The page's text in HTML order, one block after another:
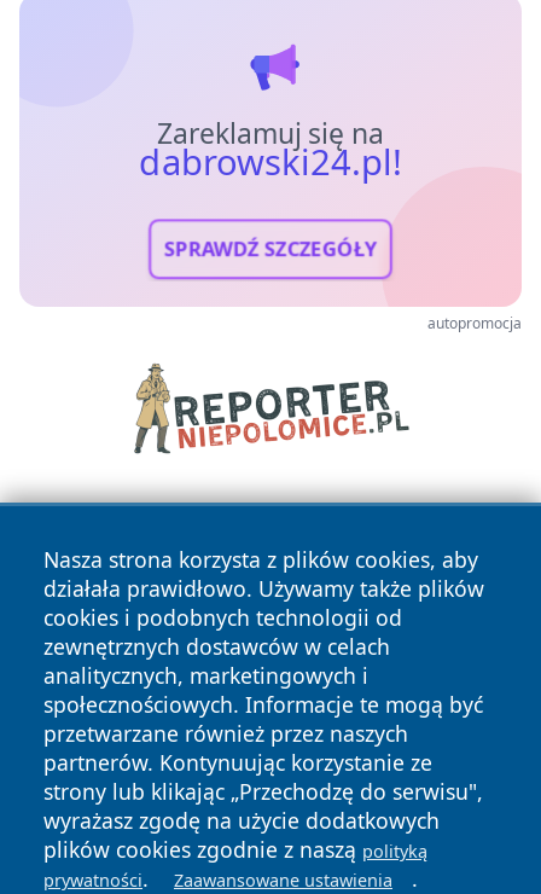
Zareklamuj się na
dabrowski24.pl!
SPRAWDŹ SZCZEGÓŁY
autopromocja
Nasza strona korzysta z plików cookies, aby
działała prawidłowo. Używamy także plików
cookies i podobnych technologii od
zewnętrznych dostawców w celach
analitycznych, marketingowych i
społecznościowych. Informacje te mogą być
przetwarzane również przez naszych
partnerów. Kontynuując korzystanie ze
strony lub klikając „Przechodzę do serwisu",
wyrażasz zgodę na użycie dodatkowych
plików cookies zgodnie z naszą polityką
prywatności. Zaawansowane ustawienia .
Copyright © 2026 dabrowski24.pl Wszystkie prawa
zastrzeżone.
News Autorzy
Polityka
Prywatności
Polityka
Cookies